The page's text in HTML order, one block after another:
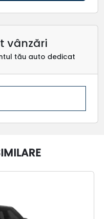
vânzări
tău auto dedicat